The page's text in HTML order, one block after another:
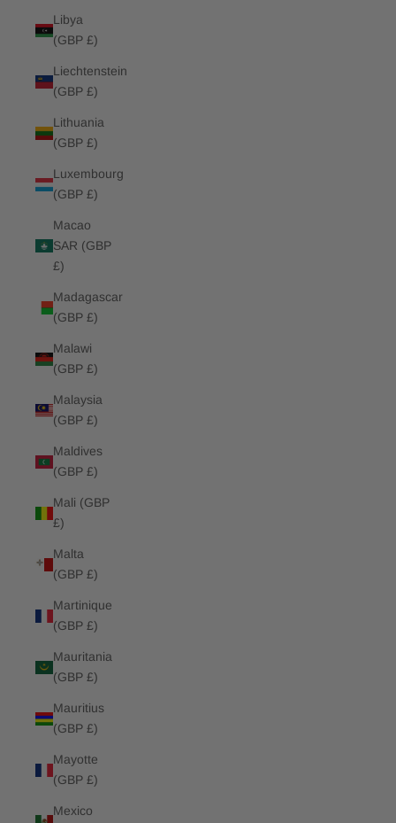
Libya
(GBP £)
Liechtenstein
(GBP £)
Lithuania
(GBP £)
Luxembourg
(GBP £)
Macao
SAR (GBP
£)
Madagascar
(GBP £)
Malawi
(GBP £)
Malaysia
(GBP £)
Maldives
(GBP £)
Mali (GBP
£)
Malta
(GBP £)
Martinique
(GBP £)
Mauritania
(GBP £)
Mauritius
(GBP £)
Mayotte
(GBP £)
Mexico